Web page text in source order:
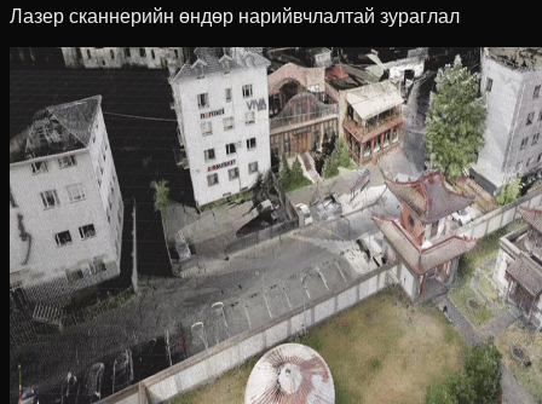
Лазер сканнерийн өндөр нарийвчлалтай зураглал